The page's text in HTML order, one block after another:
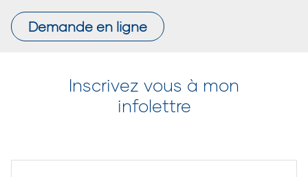
Demande en ligne
Inscrivez vous à mon
infolettre